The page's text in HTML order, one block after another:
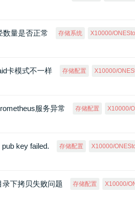
数量是否正常 存储系统 X10000/
卡模式不一样 存储配置 X10000/
服务异常 存储配置 X10000/
key failed. 存储配置 X10000/
下拷贝失败问题 存储配置 X10000/